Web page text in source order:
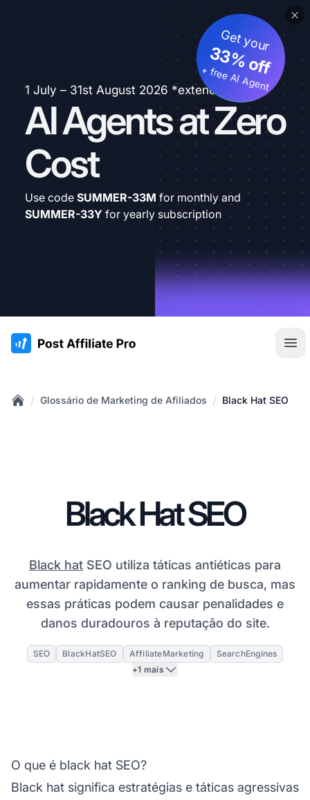
1 July – 31st August 2026 *extended
AI Agents at Zero
Cost
Get your
33% off
+ free AI Agent
Use code SUMMER-33M for monthly and
SUMMER-33Y for yearly subscription
:site.title
/ Glossário de Marketing de Afiliados / Black Hat SEO
Black Hat SEO
Black hat SEO utiliza táticas antiéticas para
aumentar rapidamente o ranking de busca, mas
essas práticas podem causar penalidades e
danos duradouros à reputação do site.
SEO BlackHatSEO AffiliateMarketing
SearchEngines
+1 mais
O que é black hat SEO?
Black hat significa estratégias e táticas agressivas